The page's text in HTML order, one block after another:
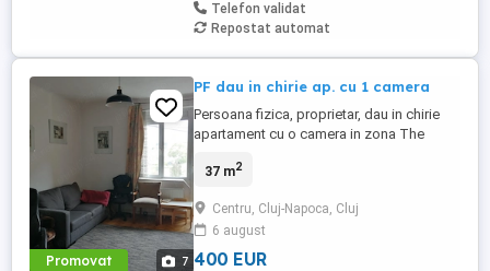
Telefon validat
Repostat automat
Promovat 7
PF dau in chirie ap. cu 1 camera
Persoana fizica, proprietar, dau in chirie
apartament cu o camera in zona The
mers pe jos de centru. Apartamentul este
balcon si curte interioara, este renovat,
utilat si mobilat. Pret 400 Euro luna. Fara
comision ...
37 m2
Centru, Cluj-Napoca, Cluj
6 august
400 EUR